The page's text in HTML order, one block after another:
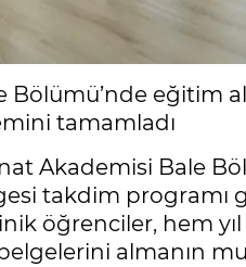
Bölümü’nde eğitim
tamamladı
Akademisi Bale
takdim programı
öğrenciler, hem
almanın